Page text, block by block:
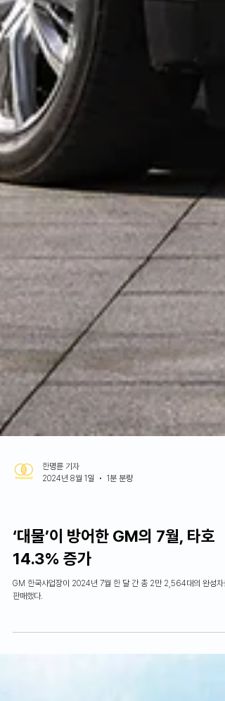
News
‘대물’이 방어한 GM의 7월, 타호
14.3% 증가